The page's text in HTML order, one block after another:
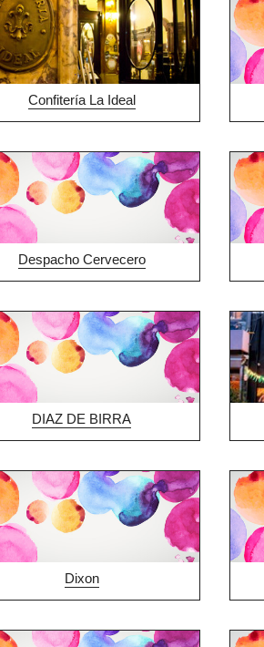
Confitería La Ideal
Despacho Cervecero
DIAZ DE BIRRA
Dixon